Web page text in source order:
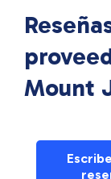
Mount